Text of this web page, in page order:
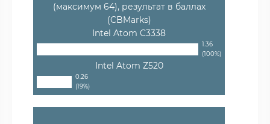
(максимум 64), результат в баллах
(CBMarks)
Intel Atom C3338
1.36
(100%)
Intel Atom Z520
0.26
(19%)